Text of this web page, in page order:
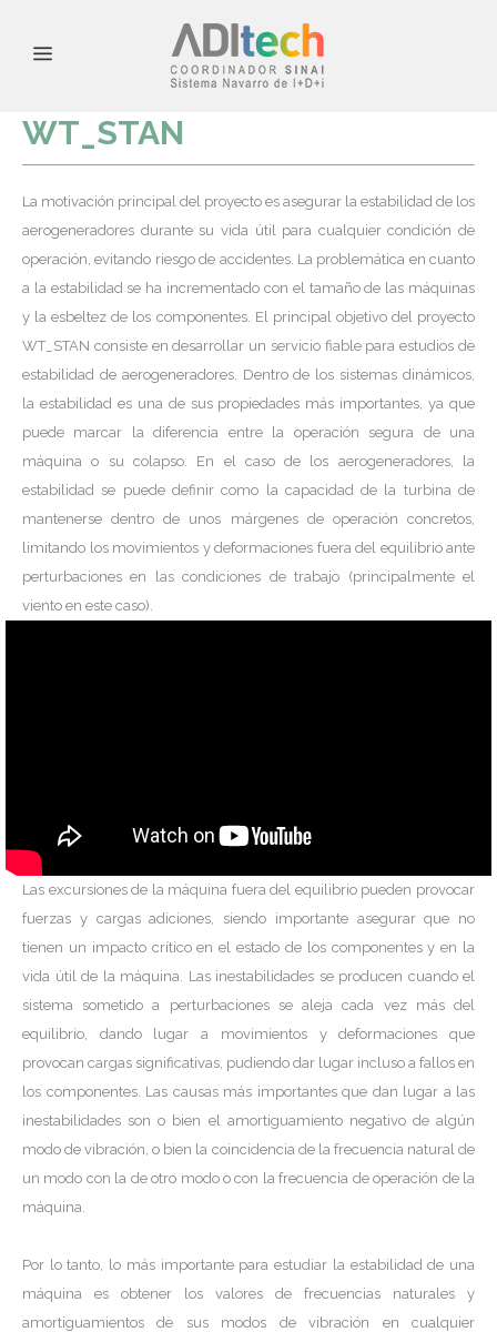
WT_STAN
La motivación principal del proyecto es asegurar la estabilidad de los
aerogeneradores durante su vida útil para cualquier condición de
operación, evitando riesgo de accidentes. La problemática en cuanto
a la estabilidad se ha incrementado con el tamaño de las máquinas
y la esbeltez de los componentes. El principal objetivo del proyecto
WT_STAN consiste en desarrollar un servicio fiable para estudios de
estabilidad de aerogeneradores. Dentro de los sistemas dinámicos,
la estabilidad es una de sus propiedades más importantes, ya que
puede marcar la diferencia entre la operación segura de una
máquina o su colapso. En el caso de los aerogeneradores, la
estabilidad se puede definir como la capacidad de la turbina de
mantenerse dentro de unos márgenes de operación concretos,
limitando los movimientos y deformaciones fuera del equilibrio ante
perturbaciones en las condiciones de trabajo (principalmente el
viento en este caso).
Las excursiones de la máquina fuera del equilibrio pueden provocar
fuerzas y cargas adiciones, siendo importante asegurar que no
tienen un impacto crítico en el estado de los componentes y en la
vida útil de la máquina. Las inestabilidades se producen cuando el
sistema sometido a perturbaciones se aleja cada vez más del
equilibrio, dando lugar a movimientos y deformaciones que
provocan cargas significativas, pudiendo dar lugar incluso a fallos en
los componentes. Las causas más importantes que dan lugar a las
inestabilidades son o bien el amortiguamiento negativo de algún
modo de vibración, o bien la coincidencia de la frecuencia natural de
un modo con la de otro modo o con la frecuencia de operación de la
máquina.
Por lo tanto, lo más importante para estudiar la estabilidad de una
máquina es obtener los valores de frecuencias naturales y
amortiguamientos de sus modos de vibración en cualquier